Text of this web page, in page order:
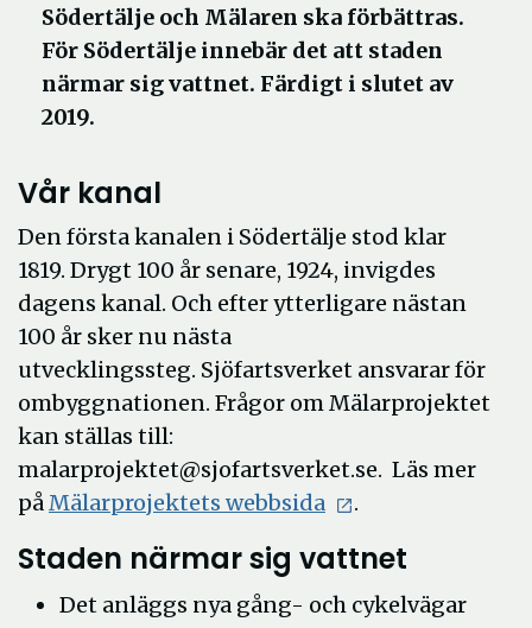
Södertälje och Mälaren ska förbättras.
För Södertälje innebär det att staden
närmar sig vattnet. Färdigt i slutet av
2019.
Vår kanal
Den första kanalen i Södertälje stod klar
1819. Drygt 100 år senare, 1924, invigdes
dagens kanal. Och efter ytterligare nästan
100 år sker nu nästa
utvecklingssteg. Sjöfartsverket ansvarar för
ombyggnationen. Frågor om Mälarprojektet
kan ställas till:
malarprojektet@sjofartsverket.se. Läs mer
påMälarprojektets webbsida Öppna
nytt
fönster
.
Staden närmar sig vattnet
Det anläggs nya gång- och cykelvägar